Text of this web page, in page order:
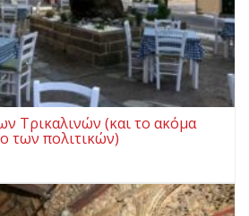
Τρικαλινών (και το ακόμα
των πολιτικών)